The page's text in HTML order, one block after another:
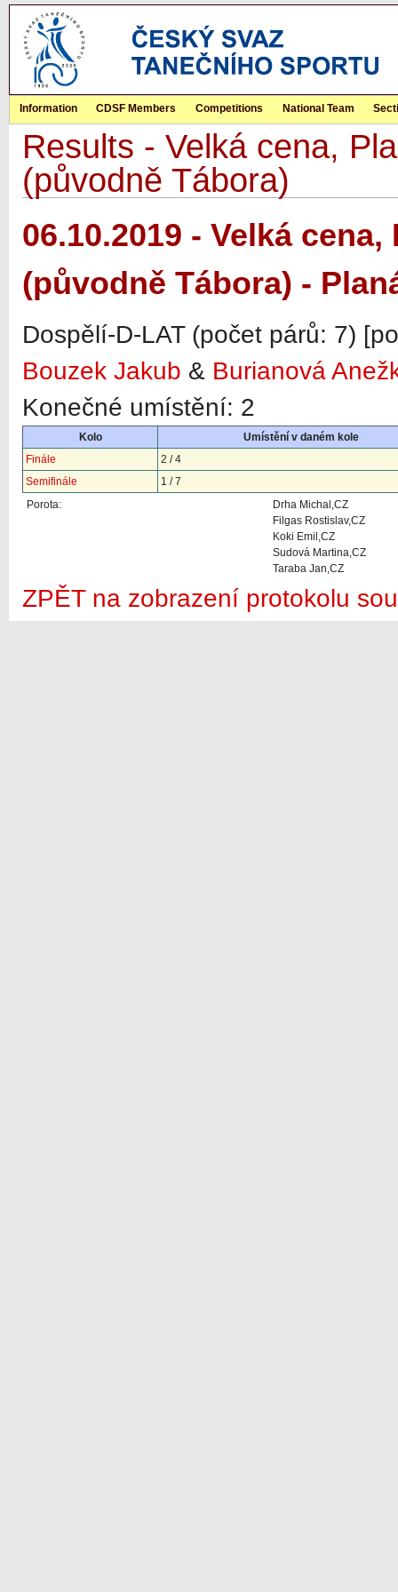
Information CDSF Members Competitions National Team
Results - Velká cena,
(původně Tábora)
06.10.2019 - Velká
(původně Tábora) -
Dospělí-D-LAT (počet párů: 7)
Bouzek Jakub & Burianová
Konečné umístění: 2
Kolo
Umístění v daném kole
Finále
2 / 4
Semifinále
1 / 7
Porota:
Drha Michal,CZ
Filgas Rostislav,CZ
Koki Emil,CZ
Sudová Martina,CZ
Taraba Jan,CZ
ZPĚT na zobrazení protokolu